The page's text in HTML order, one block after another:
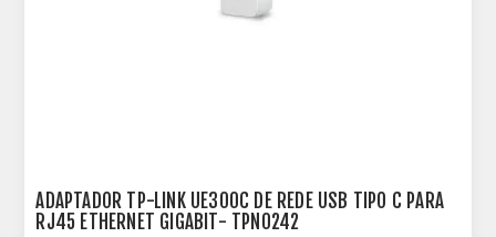
ADAPTADOR TP-LINK UE300C DE REDE USB TIPO C PARA
RJ45 ETHERNET GIGABIT- TPN0242